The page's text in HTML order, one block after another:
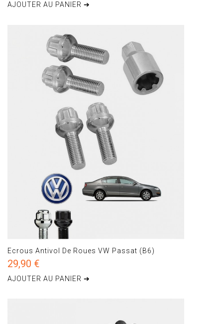
AJOUTER AU PANIER ➔
Ecrous Antivol De Roues VW Passat (B6)
29,90 €
AJOUTER AU PANIER ➔